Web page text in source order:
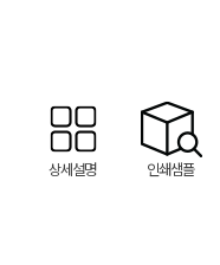
상세설명 인쇄샘플